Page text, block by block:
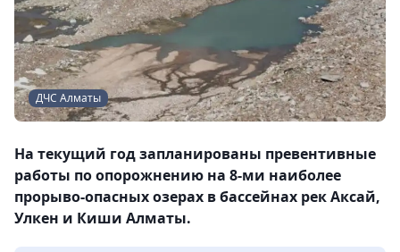
ДЧС Алматы
На текущий год запланированы превентивные
работы по опорожнению на 8-ми наиболее
прорыво-опасных озерах в бассейнах рек Аксай,
Улкен и Киши Алматы.